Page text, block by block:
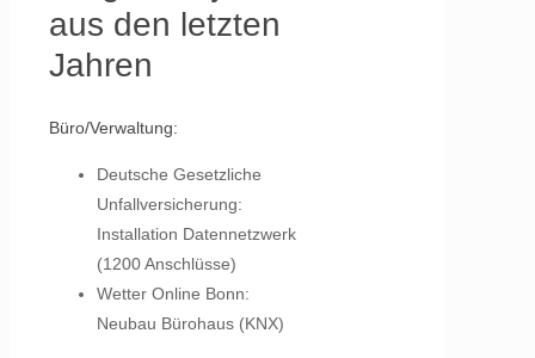
aus den letzten
Jahren
Büro/Verwaltung:
Deutsche Gesetzliche
Unfallversicherung:
Installation Datennetzwerk
(1200 Anschlüsse)
Wetter Online Bonn:
Neubau Bürohaus (KNX)